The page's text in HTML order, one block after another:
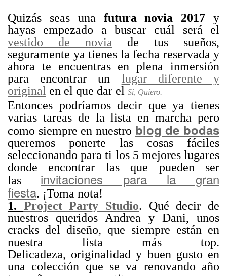
Quizás seas una futura novia 2017 y
hayas empezado a buscar cuál será el
vestido de novia de tus sueños,
seguramente ya tienes la fecha reservada y
ahora te encuentras en plena inmersión
para encontrar un lugar diferente y
original en el que dar el Sí, Quiero.
Entonces podríamos decir que ya tienes
varias tareas de la lista en marcha pero
como siempre en nuestro blog de bodas
queremos ponerte las cosas fáciles
seleccionando para ti los 5 mejores lugares
donde encontrar las que pueden ser
las invitaciones para la gran
fiesta. ¡Toma nota!
1. Project Party Studio. Qué decir de
nuestros queridos Andrea y Dani, unos
cracks del diseño, que siempre están en
nuestra lista más top.
Delicadeza, originalidad y buen gusto en
una colección que se va renovando año